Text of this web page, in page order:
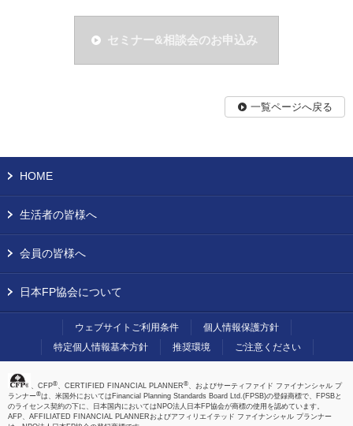
セミナー&相談会のお申込み
一覧ページへ戻る
HOME
生活者の皆様へ
会員の皆様へ
日本FP協会について
ウェブサイトご利用条件
個人情報保護方針
特定個人情報基本方針
推奨環境 ご注意ください
、CFP®、CERTIFIED FINANCIAL PLANNER®、およびサーティファイド ファイナンシャル プ
ランナー®は、米国外においてはFinancial Planning Standards Board Ltd.(FPSB)の登録商標で、FPSBと
のライセンス契約の下に、日本国内においてはNPO法人日本FP協会が商標の使用を認めています。
AFP、AFFILIATED FINANCIAL PLANNERおよびアフィリエイテッド ファイナンシャル プランナー